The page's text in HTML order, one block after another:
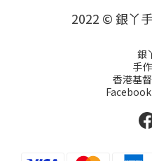
2022 © 銀丫
銀
手
香港基
Facebook